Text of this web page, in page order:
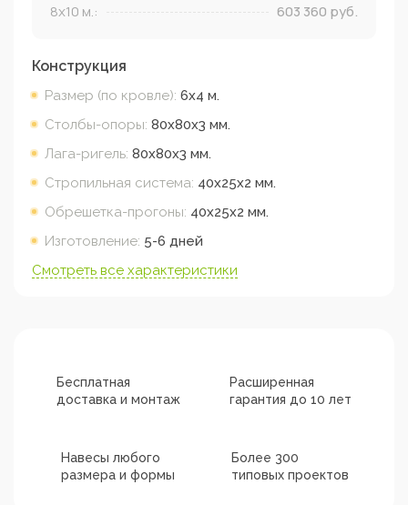
8x10 м.: 603 360 руб.
Конструкция
Размер (по кровле): 6х4 м.
Столбы-опоры: 80х80х3 мм.
Лага-ригель: 80х80х3 мм.
Стропильная система: 40х25х2 мм.
Обрешетка-прогоны: 40х25х2 мм.
Изготовление: 5-6 дней
Смотреть все характеристики
Бесплатная
доставка и монтаж
Расширенная
гарантия до 10 лет
Навесы любого
размера и формы
Более 300
типовых проектов